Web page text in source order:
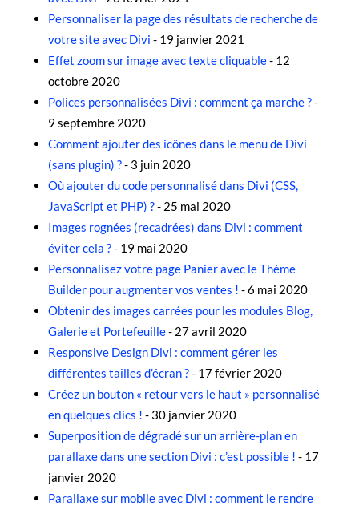
Personnaliser la page des résultats de recherche de
votre site avec Divi - 19 janvier 2021
Effet zoom sur image avec texte cliquable- 12
octobre 2020
Polices personnalisées Divi : comment ça marche ?-
9 septembre 2020
Comment ajouter des icônes dans le menu de Divi
(sans plugin) ?- 3 juin 2020
Où ajouter du code personnalisé dans Divi (CSS,
JavaScript et PHP) ?- 25 mai 2020
Images rognées (recadrées) dans Divi : comment
éviter cela ?- 19 mai 2020
Personnalisez votre page Panier avec le Thème
Builder pour augmenter vos ventes ! - 6 mai 2020
Obtenir des images carrées pour les modules Blog,
Galerie et Portefeuille- 27 avril 2020
Responsive Design Divi : comment gérer les
différentes tailles d’écran ?- 17 février 2020
Créez un bouton « retour vers le haut » personnalisé
en quelques clics ! - 30 janvier 2020
Superposition de dégradé sur un arrière-plan en
parallaxe dans une section Divi : c’est possible ! - 17
janvier 2020
Parallaxe sur mobile avec Divi : comment le rendre